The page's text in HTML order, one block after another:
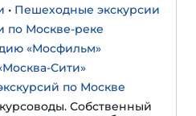
• Пешеходные экскурсии
по Москве-реке
«Мосфильм»
Сити»
по Москве
Собственный